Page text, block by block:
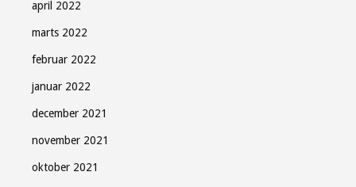
april 2022
marts 2022
februar 2022
januar 2022
december 2021
november 2021
oktober 2021